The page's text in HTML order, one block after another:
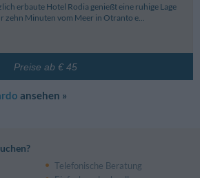
erbaute Hotel Rodia genießt eine ruhige Lage
zehn Minuten vom Meer in Otranto e...
Preise ab € 45
ansehen »
Telefonische Beratung